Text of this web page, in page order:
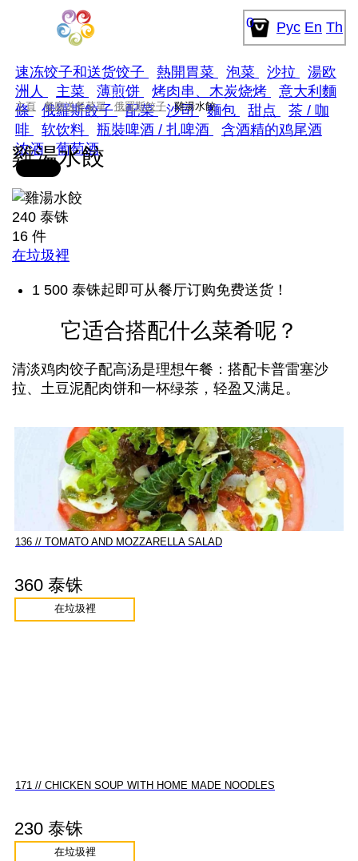
0 Рус En Th
速冻饺子和送货饺子 熱開胃菜 泡菜 沙拉
湯欧
洲人
主菜 薄煎饼 烤肉串、木炭烧烤
意大利麵
條 俄羅斯餃子 配菜 沙司 麵包 甜点
茶 / 咖
啡
软饮料 瓶裝啤酒 / 扎啤酒
含酒精的鸡尾酒
浓酒 葡萄酒
主頁 餐廳送餐菜單 俄羅斯餃子 雞湯水餃
雞湯水餃
240 泰铢
16 件
在垃圾裡
1 500 泰铢起即可从餐厅订购免费送货！
它适合搭配什么菜肴呢？
清淡鸡肉饺子配高汤是理想午餐：搭配卡普雷塞沙
拉、土豆泥配肉饼和一杯绿茶，轻盈又满足。
136 // TOMATO AND MOZZARELLA SALAD
360 泰铢
在垃圾裡
171 // CHICKEN SOUP WITH HOME MADE NOODLES
230 泰铢
在垃圾裡